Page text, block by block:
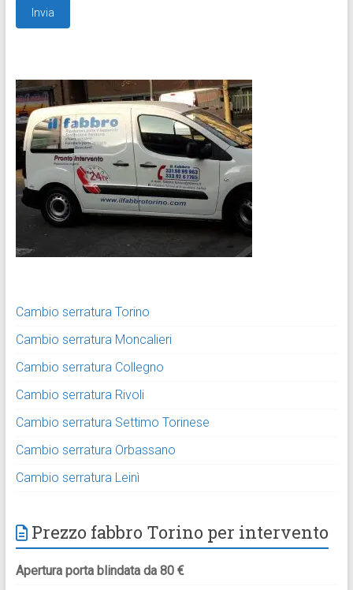
Cambio serratura Torino
Cambio serratura Moncalieri
Cambio serratura Collegno
Cambio serratura Rivoli
Cambio serratura Settimo Torinese
Cambio serratura Orbassano
Cambio serratura Leinì
Prezzo fabbro Torino per intervento
Apertura porta blindata da 80 €